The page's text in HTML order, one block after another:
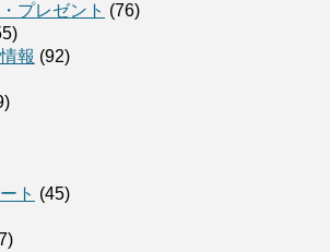
プレゼント (76)
報 (92)
ト (45)